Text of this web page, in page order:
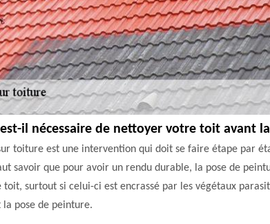
il nécessaire de nettoyer votre toit avant
toiture est une intervention qui doit se faire étape par
savoir que pour avoir un rendu durable, la pose de
toit, surtout si celui-ci est encrassé par les végétaux
pose de peinture.